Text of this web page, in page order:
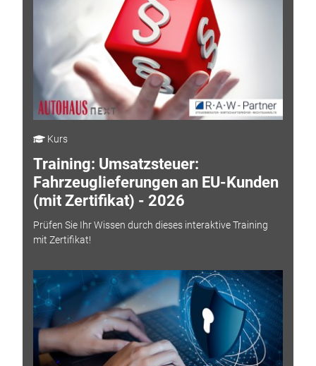
Kurs
Training: Umsatzsteuer:
Fahrzeuglieferungen an EU-Kunden
(mit Zertifikat) - 2026
Prüfen Sie Ihr Wissen durch dieses interaktive Training
mit Zertifikat!